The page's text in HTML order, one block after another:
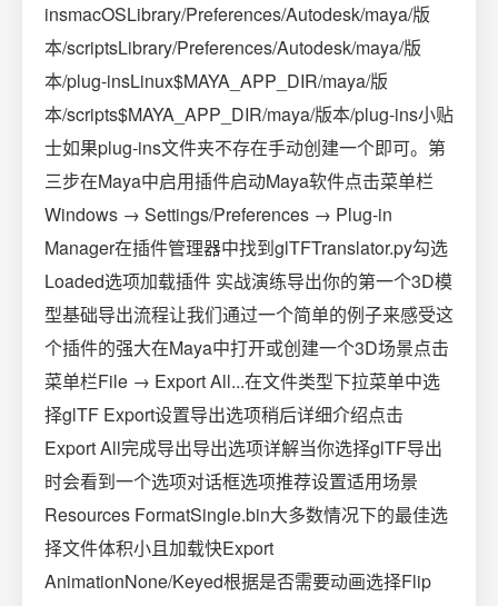
insmacOSLibrary/Preferences/Autodesk/maya/版
本/scriptsLibrary/Preferences/Autodesk/maya/版
本/plug-insLinux$MAYA_APP_DIR/maya/版
本/scripts$MAYA_APP_DIR/maya/版本/plug-ins小贴
士如果plug-ins文件夹不存在手动创建一个即可。第
三步在Maya中启用插件启动Maya软件点击菜单栏
Windows → Settings/Preferences → Plug-in
Manager在插件管理器中找到glTFTranslator.py勾选
Loaded选项加载插件 实战演练导出你的第一个3D模
型基础导出流程让我们通过一个简单的例子来感受这
个插件的强大在Maya中打开或创建一个3D场景点击
菜单栏File → Export All...在文件类型下拉菜单中选
择glTF Export设置导出选项稍后详细介绍点击
Export All完成导出导出选项详解当你选择glTF导出
时会看到一个选项对话框选项推荐设置适用场景
Resources FormatSingle.bin大多数情况下的最佳选
择文件体积小且加载快Export
AnimationNone/Keyed根据是否需要动画选择Flip